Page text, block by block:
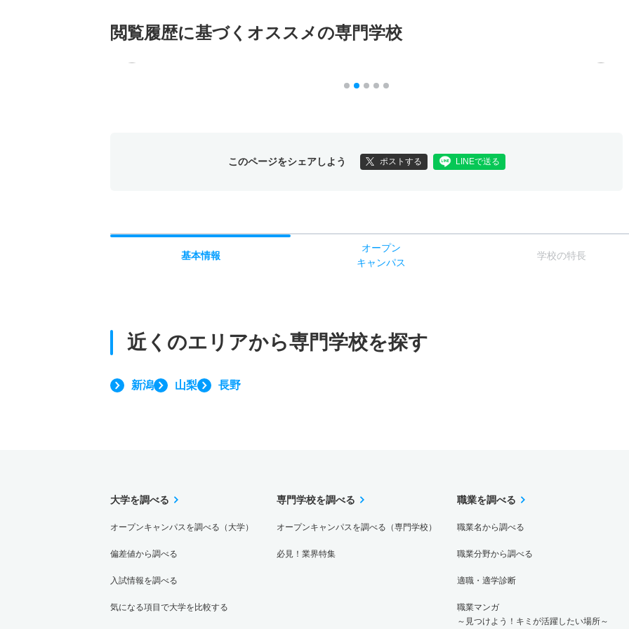
閲覧履歴に基づく オススメの専門学校
このページをシェアしよう ポストする LINEで送る
基本情報
オープン
キャンパス
学校の特長
近くのエリアから専門学校を探す
新潟 山梨 長野
大学を調べる
オープンキャンパスを調べる（大学）
偏差値から調べる
入試情報を調べる
気になる項目で大学を比較する
専門学校を調べる
オープンキャンパスを調べる（専門学校）
必見！業界特集
職業を調べる
職業名から調べる
職業分野から調べる
適職・適学診断
職業マンガ
～見つけよう！キミが活躍したい場所～